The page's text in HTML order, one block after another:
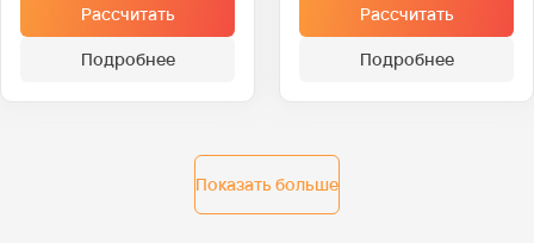
Рассчитать
Подробнее
Рассчитать
Подробнее
Показать больше